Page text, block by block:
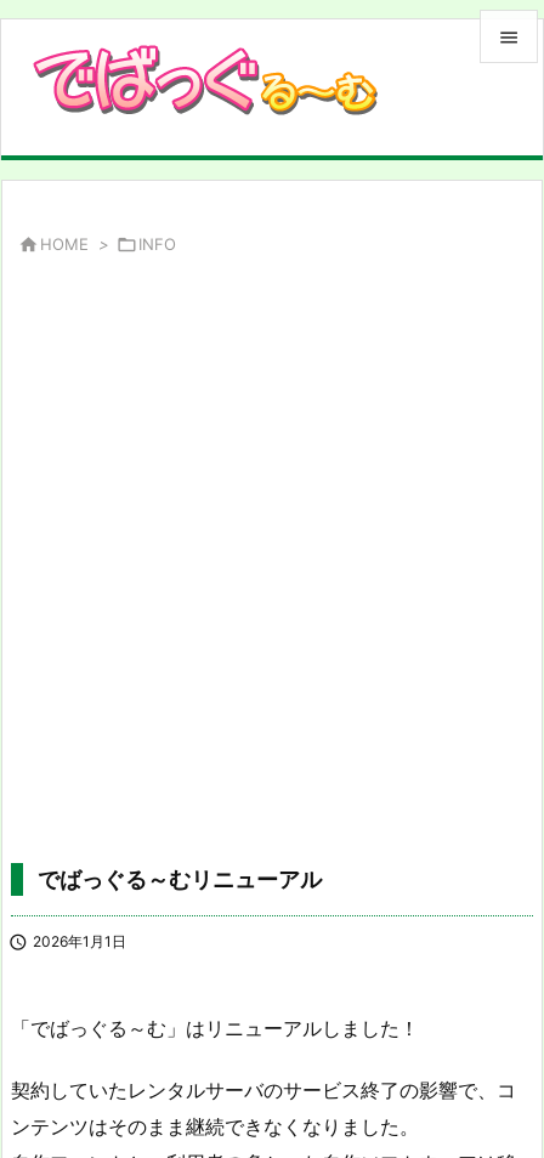


 HOME > INFO
でばっぐる～むリニューアル
 2026年1月1日
「でばっぐる～む」はリニューアルしました！
契約していたレンタルサーバのサービス終了の影響で、コ
ンテンツはそのまま継続できなくなりました。